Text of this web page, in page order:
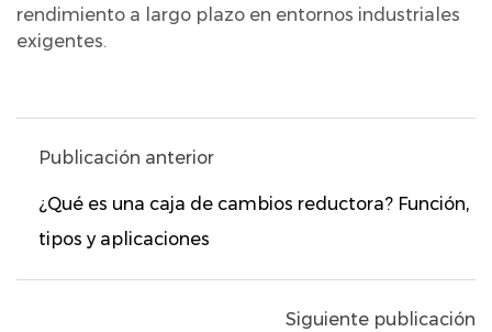
rendimiento a largo plazo en entornos industriales
exigentes.
Publicación anterior
¿Qué es una caja de cambios reductora? Función,
tipos y aplicaciones
Siguiente publicación